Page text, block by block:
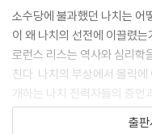
--- p.45 「1. 음모론 퍼뜨리기
평균적인 인간이 ‘그들/우리’
들’은 그렇게 훌륭한 사람이
경과학적으로 피할 수 없는
를 우리로 여길 것인지에 관
독일과 히틀러는 일반적으
소수당에 불과했던 나치는 어
이 왜 나치의 선전에 이끌렸
로런스 리스는 역사와 심리학
친다. 나치의 부상에서 몰락
개하는 나치 전력자들의 증언
고 권위와 복종, 집단 심리와
출판